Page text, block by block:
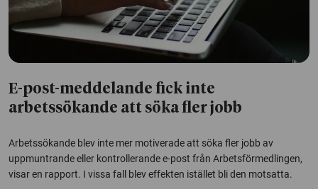
E-post-meddelande fick inte
arbetssökande att söka fler jobb
Arbetssökande blev inte mer motiverade att söka fler jobb av
uppmuntrande eller kontrollerande e-post från Arbetsförmedlingen,
visar en rapport. I vissa fall blev effekten istället bli den motsatta.